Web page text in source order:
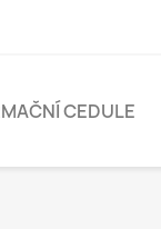
CEDULE